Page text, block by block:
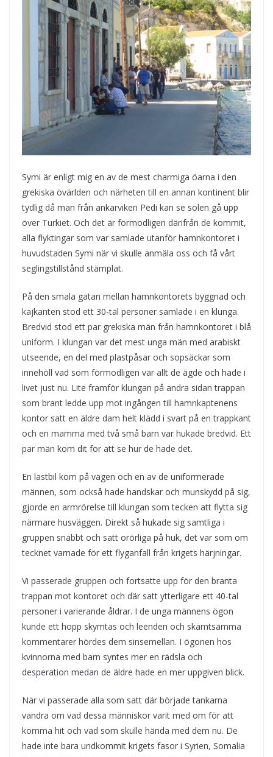
Symi är enligt mig en av de mest charmiga öarna i den
grekiska övärlden och närheten till en annan kontinent blir
tydlig då man från ankarviken Pedi kan se solen gå upp
över Turkiet. Och det är förmodligen därifrån de kommit,
alla flyktingar som var samlade utanför hamnkontoret i
huvudstaden Symi när vi skulle anmäla oss och få vårt
seglingstillstånd stämplat.
På den smala gatan mellan hamnkontorets byggnad och
kajkanten stod ett 30-tal personer samlade i en klunga.
Bredvid stod ett par grekiska män från hamnkontoret i blå
uniform. I klungan var det mest unga män med arabiskt
utseende, en del med plastpåsar och sopsäckar som
innehöll vad som förmodligen var allt de ägde och hade i
livet just nu. Lite framför klungan på andra sidan trappan
som brant ledde upp mot ingången till hamnkaptenens
kontor satt en äldre dam helt klädd i svart på en trappkant
och en mamma med två små barn var hukade bredvid. Ett
par män kom dit för att se hur de hade det.
En lastbil kom på vägen och en av de uniformerade
männen, som också hade handskar och munskydd på sig,
gjorde en armrörelse till klungan som tecken att flytta sig
närmare husväggen. Direkt så hukade sig samtliga i
gruppen snabbt och satt orörliga på huk, det var som om
tecknet varnade för ett flyganfall från krigets härjningar.
Vi passerade gruppen och fortsatte upp för den branta
trappan mot kontoret och där satt ytterligare ett 40-tal
personer i varierande åldrar. I de unga männens ögon
kunde ett hopp skymtas och leenden och skämtsamma
kommentarer hördes dem sinsemellan. I ögonen hos
kvinnorna med barn syntes mer en rädsla och
desperation medan de äldre hade en mer uppgiven blick.
När vi passerade alla som satt där började tankarna
vandra om vad dessa människor varit med om för att
komma hit och vad som skulle hända med dem nu. De
hade inte bara undkommit krigets fasor i Syrien, Somalia